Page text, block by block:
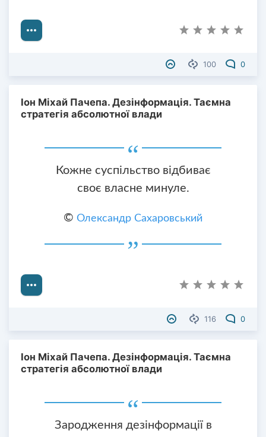
100 0
Іон Міхай Пачепа. Дезінформація. Таємна
стратегія абсолютної влади
Кожне суспільство відбиває
своє власне минуле.
© Олександр Сахаровський
116 0
Іон Міхай Пачепа. Дезінформація. Таємна
стратегія абсолютної влади
Зародження дезінформації в